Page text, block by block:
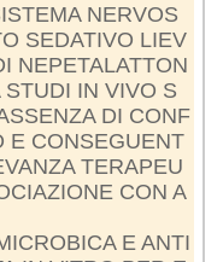
NERVOS
SEDATIVO LIEV
NEPETALATTON
STUDI IN VIVO S
DI CONF
E CONSEGUENT
TERAPEU
CON A
E ANTI